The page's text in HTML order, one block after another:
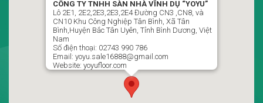
Phường Vĩnh Tân , Thành Phố Hồ Chí Minh, Việt Nam
02743 990 786 / 0988499951 Ms : Ngọc Thủy P Kinh Doanh
yoyu.sale16888@gmail.com
Theo dõi chúng tôi trên
CÔNG TY TNHH SÀN NHÀ VĨNH DỤ “YOYU”
Lô 2E1, 2E2,2E3,2E3,2E4 Đường CN3 ,CN8, và
CN10 Khu Công Nghiệp Tân Bình, Xã Tân
Bình,Huyện Bắc Tân Uyên, Tỉnh Bình Dương, Việt
Nam
Số điện thoại: 02743 990 786
Email: yoyu.sale16888@gmail.com
Website: yoyufloor.com